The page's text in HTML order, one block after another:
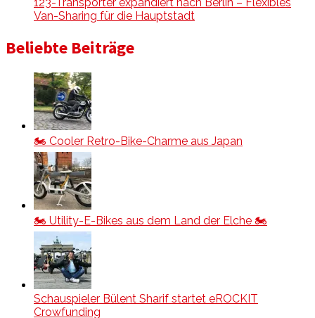
Van-Sharing für die Hauptstadt
Beliebte Beiträge
🏍️ Cooler Retro-Bike-Charme aus Japan
🏍️ Utility-E-Bikes aus dem Land der Elche 🏍️
Schauspieler Bülent Sharif startet eROCKIT
Crowfunding